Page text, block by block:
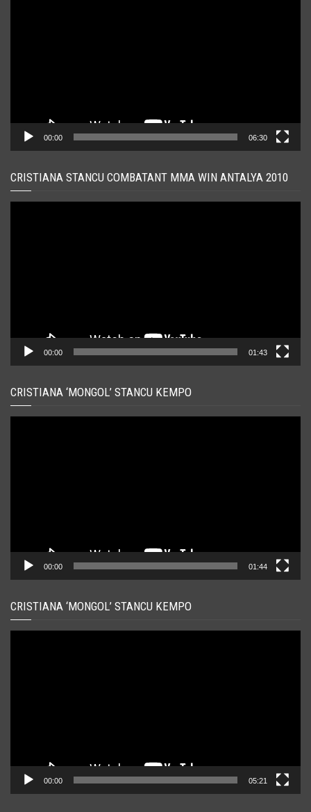
00:00 06:30
CRISTIANA STANCU COMBATANT MMA WIN ANTALYA 2010
00:00 01:43
CRISTIANA ‘MONGOL’ STANCU KEMPO
00:00 01:44
CRISTIANA ‘MONGOL’ STANCU KEMPO
00:00 05:21